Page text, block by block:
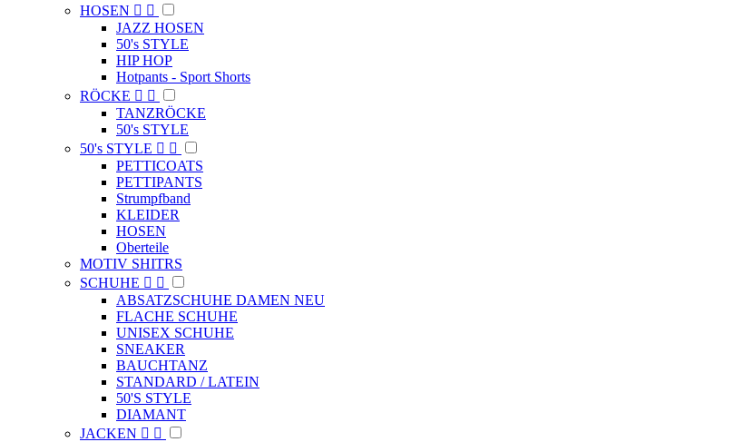
HOSEN  
JAZZ HOSEN
50's STYLE
HIP HOP
Hotpants - Sport Shorts
RÖCKE  
TANZRÖCKE
50's STYLE
50's STYLE  
PETTICOATS
PETTIPANTS
Strumpfband
KLEIDER
HOSEN
Oberteile
MOTIV SHITRS
SCHUHE  
ABSATZSCHUHE DAMEN NEU
FLACHE SCHUHE
UNISEX SCHUHE
SNEAKER
BAUCHTANZ
STANDARD / LATEIN
50'S STYLE
DIAMANT
JACKEN  